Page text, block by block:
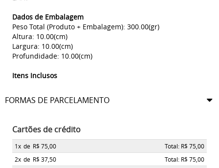
Dados de Embalagem
Peso Total (Produto + Embalagem): 300.00(gr)
Altura: 10.00(cm)
Largura: 10.00(cm)
Profundidade: 10.00(cm)
Itens Inclusos
FORMAS DE PARCELAMENTO
Cartões de crédito
1x de R$ 75,00
Total: R$ 75,00
2x de R$ 37,50
Total: R$ 75,00